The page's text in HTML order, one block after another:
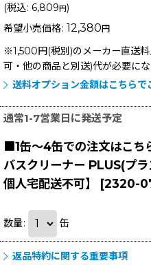
(税込: 6,809円)
希望小売価格: 12,380 円
※1,500円(税別)のメーカー直送
可・他の商品と別送)代が必要にな
送料オプション金額はこちらで
通常1-7営業日に発送予定
■1缶〜4缶での注文はこ
バスクリーナー PLUS(プ
個人宅配送不可】
[2320-
数量: 缶
返品特約に関する重要事項